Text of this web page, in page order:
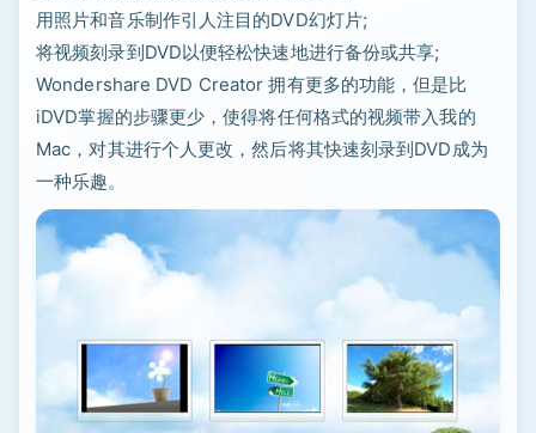
用照片和音乐制作引人注目的DVD幻灯片;
将视频刻录到DVD以便轻松快速地进行备份或共享;
Wondershare DVD Creator 拥有更多的功能，但是比
iDVD掌握的步骤更少，使得将任何格式的视频带入我的
Mac，对其进行个人更改，然后将其快速刻录到DVD成为
一种乐趣。